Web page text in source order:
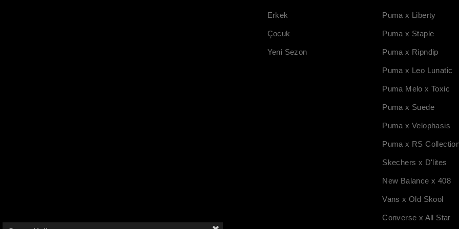
Erkek
Çocuk
Yeni Sezon
Puma x Liberty
Puma x Staple
Puma x Ripndip
Puma x Leo Lunatic
Puma Melo x Toxic
Puma x Suede
Puma x Velophasis
Puma x RS
Skechers x D'lites
New Balance x 408
Vans x Old Skool
Converse x All Star